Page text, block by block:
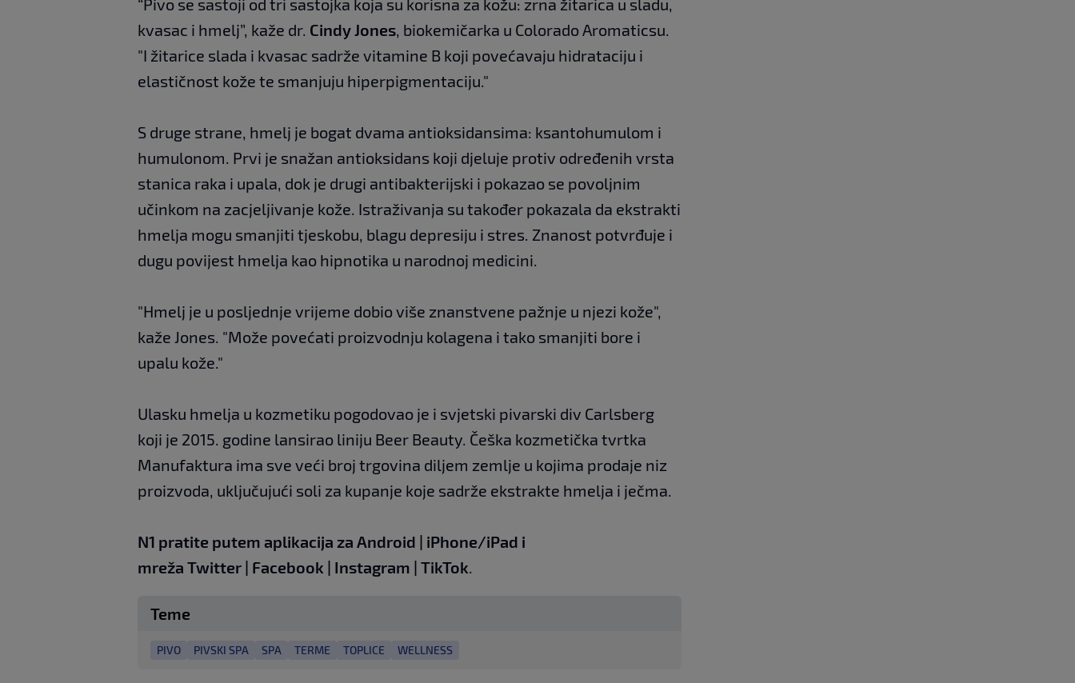
“Pivo se sastoji od tri sastojka koja su korisna za kožu: zrna žitarica u sladu,
kvasac i hmelj”, kaže dr. Cindy Jones, biokemičarka u Colorado Aromaticsu.
"I žitarice slada i kvasac sadrže vitamine B koji povećavaju hidrataciju i
elastičnost kože te smanjuju hiperpigmentaciju."
S druge strane, hmelj je bogat dvama antioksidansima: ksantohumulom i
humulonom. Prvi je snažan antioksidans koji djeluje protiv određenih vrsta
stanica raka i upala, dok je drugi antibakterijski i pokazao se povoljnim
učinkom na zacjeljivanje kože. Istraživanja su također pokazala da ekstrakti
hmelja mogu smanjiti tjeskobu, blagu depresiju i stres. Znanost potvrđuje i
dugu povijest hmelja kao hipnotika u narodnoj medicini.
"Hmelj je u posljednje vrijeme dobio više znanstvene pažnje u njezi kože",
kaže Jones. "Može povećati proizvodnju kolagena i tako smanjiti bore i
upalu kože."
Ulasku hmelja u kozmetiku pogodovao je i svjetski pivarski div Carlsberg
koji je 2015. godine lansirao liniju Beer Beauty. Češka kozmetička tvrtka
Manufaktura ima sve veći broj trgovina diljem zemlje u kojima prodaje niz
proizvoda, uključujući soli za kupanje koje sadrže ekstrakte hmelja i ječma.
N1 pratite putem aplikacija za Android | iPhone/iPad i
mreža Twitter | Facebook | Instagram | TikTok.
Teme
PIVO PIVSKI SPA SPA TERME TOPLICE WELLNESS